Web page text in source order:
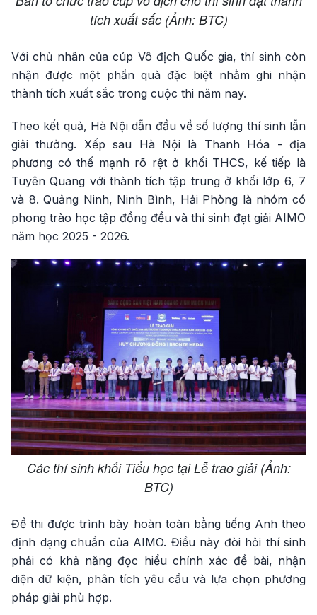
tích xuất sắc (Ảnh: BTC)
Với chủ nhân của cúp Vô địch Quốc gia, thí sinh còn
nhận được một phần quà đặc biệt nhằm ghi nhận
thành tích xuất sắc trong cuộc thi năm nay.
Theo kết quả, Hà Nội dẫn đầu về số lượng thí sinh lẫn
giải thưởng. Xếp sau Hà Nội là Thanh Hóa - địa
phương có thế mạnh rõ rệt ở khối THCS, kế tiếp là
Tuyên Quang với thành tích tập trung ở khối lớp 6, 7
và 8. Quảng Ninh, Ninh Bình, Hải Phòng là nhóm có
phong trào học tập đồng đều và thí sinh đạt giải AIMO
năm học 2025 - 2026.
Các thí sinh khối Tiểu học tại Lễ trao giải (Ảnh:
BTC)
Đề thi được trình bày hoàn toàn bằng tiếng Anh theo
định dạng chuẩn của AIMO. Điều này đòi hỏi thí sinh
phải có khả năng đọc hiểu chính xác đề bài, nhận
diện dữ kiện, phân tích yêu cầu và lựa chọn phương
pháp giải phù hợp.